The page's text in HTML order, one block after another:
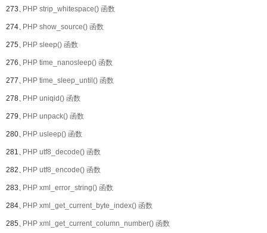
273、PHP strip_whitespace() 函数
274、PHP show_source() 函数
275、PHP sleep() 函数
276、PHP time_nanosleep() 函数
277、PHP time_sleep_until() 函数
278、PHP uniqid() 函数
279、PHP unpack() 函数
280、PHP usleep() 函数
281、PHP utf8_decode() 函数
282、PHP utf8_encode() 函数
283、PHP xml_error_string() 函数
284、PHP xml_get_current_byte_index() 函数
285、PHP xml_get_current_column_number() 函数